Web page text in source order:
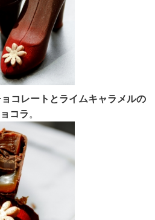
コレートとライムキャラメルの
コラ 。